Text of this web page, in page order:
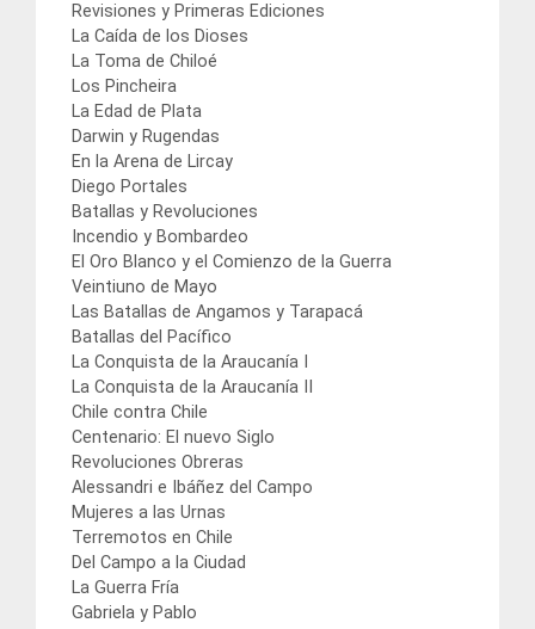
Revisiones y Primeras Ediciones
La Caída de los Dioses
La Toma de Chiloé
Los Pincheira
La Edad de Plata
Darwin y Rugendas
En la Arena de Lircay
Diego Portales
Batallas y Revoluciones
Incendio y Bombardeo
El Oro Blanco y el Comienzo de la Guerra
Veintiuno de Mayo
Las Batallas de Angamos y Tarapacá
Batallas del Pacífico
La Conquista de la Araucanía I
La Conquista de la Araucanía II
Chile contra Chile
Centenario: El nuevo Siglo
Revoluciones Obreras
Alessandri e Ibáñez del Campo
Mujeres a las Urnas
Terremotos en Chile
Del Campo a la Ciudad
La Guerra Fría
Gabriela y Pablo